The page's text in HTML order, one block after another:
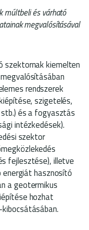
múltbeli és várható
megvalósításával
szektornak kiemelten
rendszerek
szigetelés,
és a fogyasztás
intézkedések).
szektor
fejlesztése), illetve
energiát hasznosító
a geotermikus
hozhat